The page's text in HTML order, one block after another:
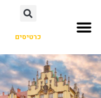
כרטיסים